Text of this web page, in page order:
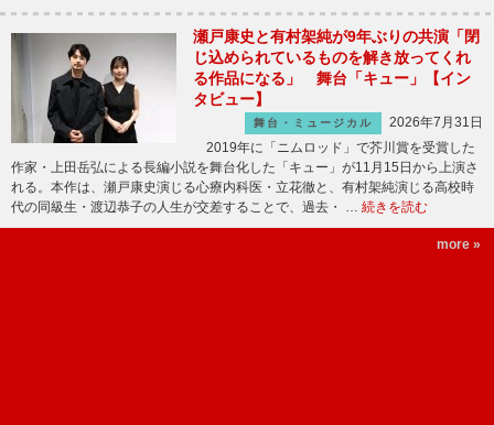
瀬戸康史と有村架純が9年ぶりの共演「閉
じ込められているものを解き放ってくれ
る作品になる」 舞台「キュー」【イン
タビュー】
舞台・ミュージカル
2026年7月31日
2019年に「ニムロッド」で芥川賞を受賞した
作家・上田岳弘による長編小説を舞台化した「キュー」が11月15日から上演さ
れる。本作は、瀬戸康史演じる心療内科医・立花徹と、有村架純演じる高校時
代の同級生・渡辺恭子の人生が交差することで、過去・ … 続きを読む
more »